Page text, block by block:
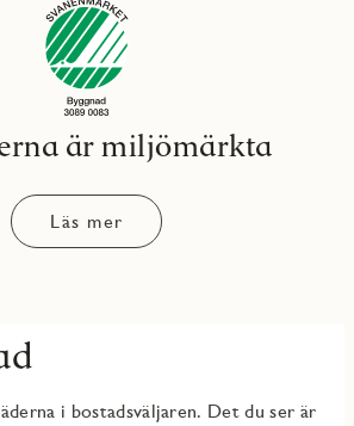
är miljömärkta
Läs mer
i bostadsväljaren. Det du ser är